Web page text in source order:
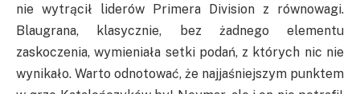
nie wytrącił liderów Primera Division z równowagi.
Blaugrana, klasycznie, bez żadnego elementu
zaskoczenia, wymieniała setki podań, z których nic nie
wynikało. Warto odnotować, że najjaśniejszym punktem